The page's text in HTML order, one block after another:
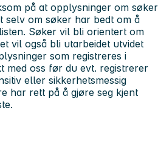
på at opplysninger om søker
selv om søker har bedt om å
Søker vil bli orientert om
vil også bli utarbeidet utvidet
som registreres i
med oss før du evt. registrerer
eller sikkerhetsmessig
har rett på å gjøre seg kjent